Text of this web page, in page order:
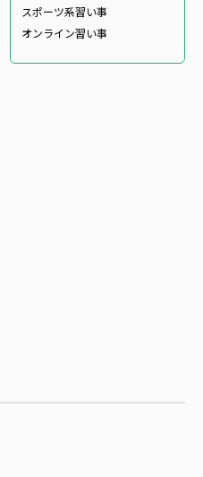
スポーツ系習い事
オンライン習い事